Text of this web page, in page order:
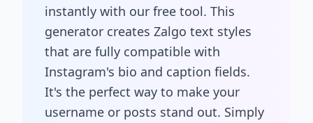
instantly with our free tool. This
generator creates Zalgo text styles
that are fully compatible with
Instagram's bio and caption fields.
It's the perfect way to make your
username or posts stand out. Simply